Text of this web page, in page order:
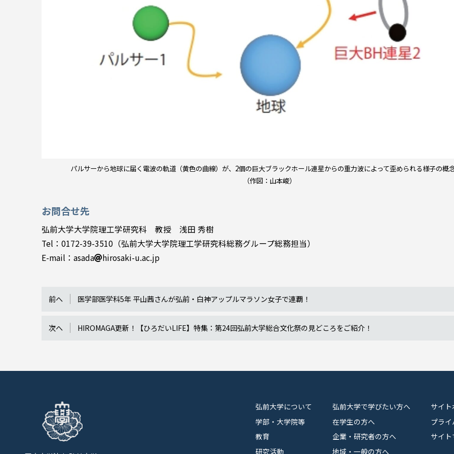
パルサーから地球に届く電波の軌道（黄色の曲線）が、2個の巨大ブラックホール連星からの重力波によって歪められる様子の概
（作図：山本峻）
お問合せ先
弘前大学大学院理工学研究科 教授 浅田 秀樹
Tel：0172-39-3510（弘前大学大学院理工学研究科総務グループ総務担当）
E-mail：asada
hirosaki-u.ac.jp
前へ 医学部医学科5年 平山茜さんが弘前・白神アップルマラソン女子で連覇！
次へ HIROMAGA更新！【ひろだいLIFE】特集：第24回弘前大学総合文化祭の見どころをご紹介！
弘前大学について
学部・大学院等
教育
研究活動
弘前大学で学びたい方へ
在学生の方へ
企業・研究者の方へ
地域・一般の方へ
サイ
プラ
サイ